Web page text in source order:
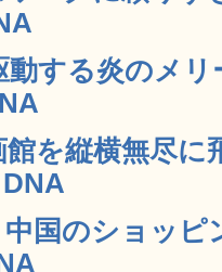
する炎のメ
を縦横無尽に
国のショッピ